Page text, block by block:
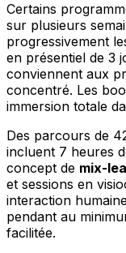
Certains
sur plusieurs
progressivement
en présentiel de 3
conviennent aux
concentré. Les
immersion totale
Des parcours de
incluent 7 heures
concept de mix-
et sessions en
interaction
pendant au
facilitée.